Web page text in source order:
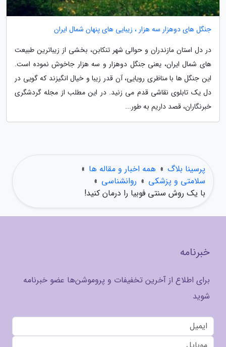
جنگل های دوهزار سه هزار ، زیبایی های پنهان شمال ایران
در دل استان مازندران و حوالی شهر تنکابن، بخشی از زیباترین طبیعت
های شمال ایران، یعنی جنگل دوهزار و سه هزار جاخوش نموده است.
این جنگل ها با مناظری رویایی، آن قدر زیبا و خیال انگیزند که گویی در
دل یک تابلوی نقاشی قدم می زنید. در این مطلب از مجله گردشگری
خبرنگاران، قصد داریم به طور...
پرسینا بلاگ » همه اخبار و مقاله ها »
سلامتی و پزشکی » روانشناسی »
با یک روش سنتی فوبیا را درمان کنید!
خبرنامه
برای اطلاع از آخرین تخفیفات و پروموشن‌ها عضو خبرنامه
شوید